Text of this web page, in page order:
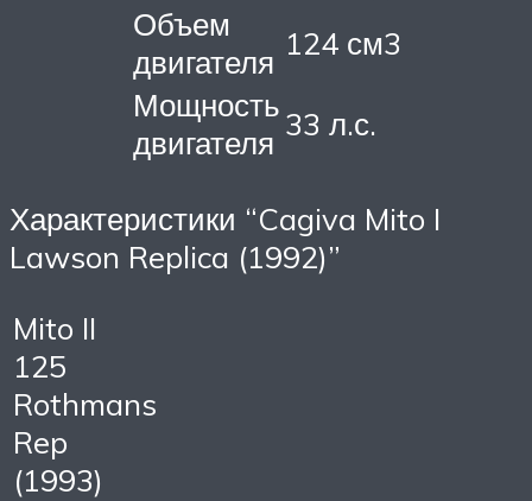
Объем
двигателя 124 см3
Мощность
двигателя 33 л.с.
Характеристики “Cagiva Mito I
Lawson Replica (1992)”
Mito II
125
Rothmans
Rep
(1993)